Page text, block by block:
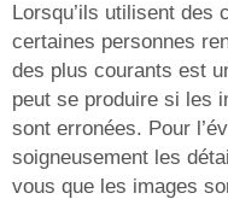
Lorsqu’ils utilisent des
certaines personnes
des plus courants est
peut se produire si les
sont erronées. Pour
soigneusement les
vous que les images